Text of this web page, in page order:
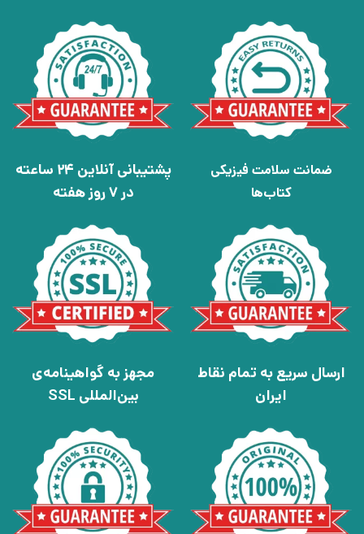
ضمانت سلامت فیزیکی
کتاب‌ها
پشتیبانی آنلاین 24 ساعته
در 7 روز هفته
ارسال سریع به تمام نقاط
ایران
مجهز به گواهینامه‌ی
بین‌المللی SSL